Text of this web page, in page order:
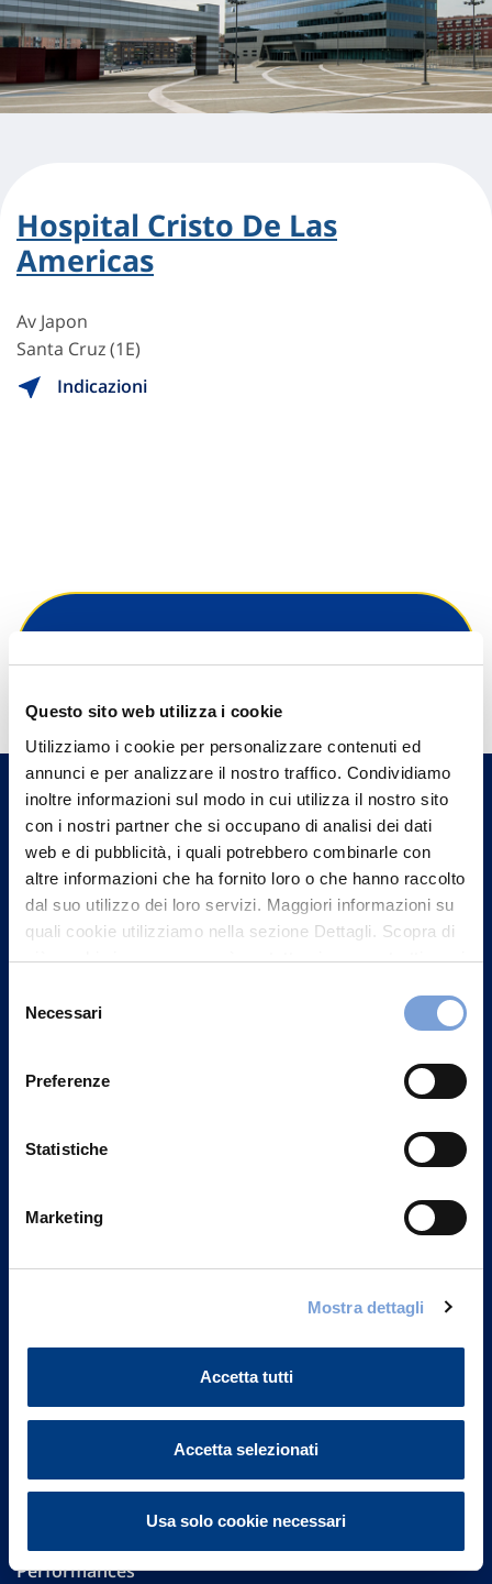
Questo sito web utilizza i cookie
Utilizziamo i cookie per personalizzare contenuti ed
annunci e per analizzare il nostro traffico. Condividiamo
inoltre informazioni sul modo in cui utilizza il nostro sito
con i nostri partner che si occupano di analisi dei dati
web e di pubblicità, i quali potrebbero combinarle con
altre informazioni che ha fornito loro o che hanno raccolto
dal suo utilizzo dei loro servizi. Maggiori informazioni su
quali cookie utilizziamo nella sezione Dettagli. Scopra di
più su chi siamo, come può contattarci e come trattiamo i
può trovare nel footer del sito nella sezione "Informativa
delNecessari
Preferenze
Statistiche
Marketing
Mostra dettagli
Accetta tutti
Accetta selezionati
Usa solo cookie necessari
Hospital Cristo De Las
Americas
Av Japon
Santa Cruz (1E)
Indicazioni
Hai bisogno di
informazioni?
Trova l'Agenzia più vicina a te e parla con
un nostro Agente.
Contattaci
20149 Milano
Governance
Investor Relations
Performances